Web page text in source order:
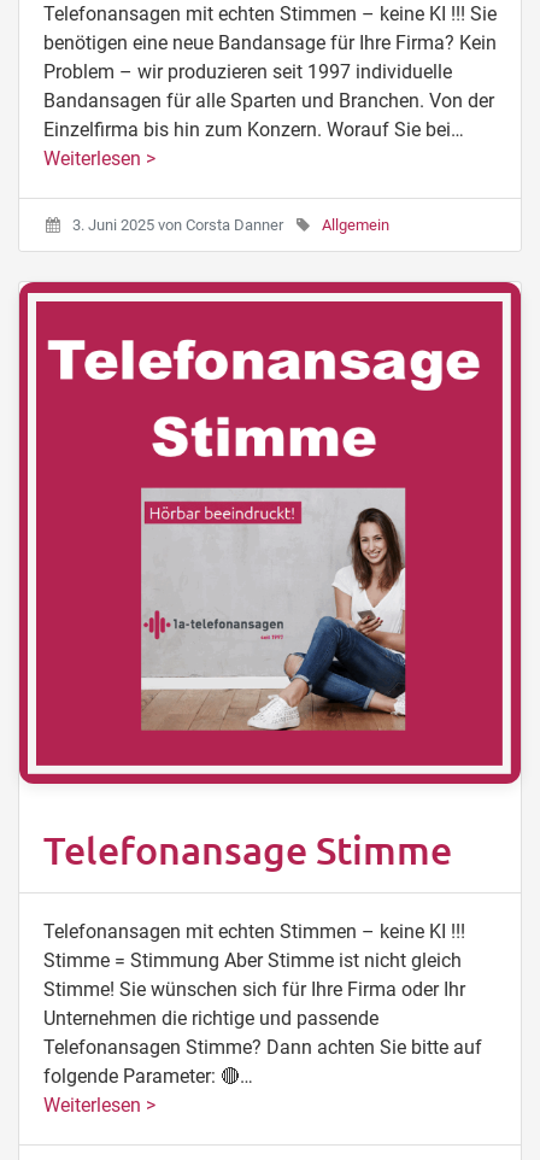
Telefonansagen mit echten Stimmen – keine KI !!! Sie
benötigen eine neue Bandansage für Ihre Firma? Kein
Problem – wir produzieren seit 1997 individuelle
Bandansagen für alle Sparten und Branchen. Von der
Einzelfirma bis hin zum Konzern. Worauf Sie bei…
Weiterlesen >
3. Juni 2025 von Corsta Danner Allgemein
Telefonansage Stimme
Telefonansagen mit echten Stimmen – keine KI !!!
Stimme = Stimmung Aber Stimme ist nicht gleich
Stimme! Sie wünschen sich für Ihre Firma oder Ihr
Unternehmen die richtige und passende
Telefonansagen Stimme? Dann achten Sie bitte auf
folgende Parameter: 🔴…
Weiterlesen >